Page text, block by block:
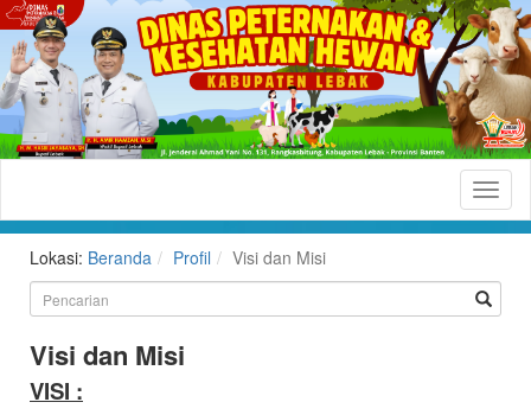
Peternakan
dan
Kesehatan
Hewan
Kabupaten
Lebak
Lokasi: Beranda Profil Visi dan Misi
Visi dan Misi
VISI :